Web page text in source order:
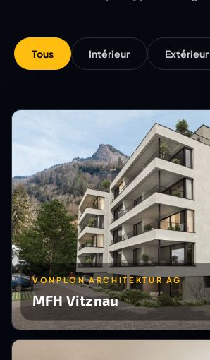
Tous Intérieur Extérieur
VONPLON ARCHITEKTUR AG
MFH Vitznau